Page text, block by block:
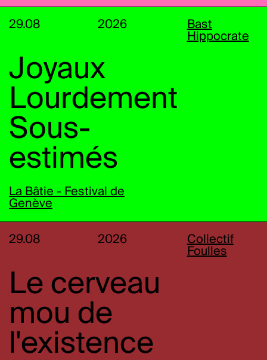
29.08 2026
Bast
Hippocrate
Joyaux
Lourdement
Sous-
estimés
La Bâtie - Festival de
Genève
29.08 2026
Collectif
Foulles
Le cerveau
mou de
l'existence